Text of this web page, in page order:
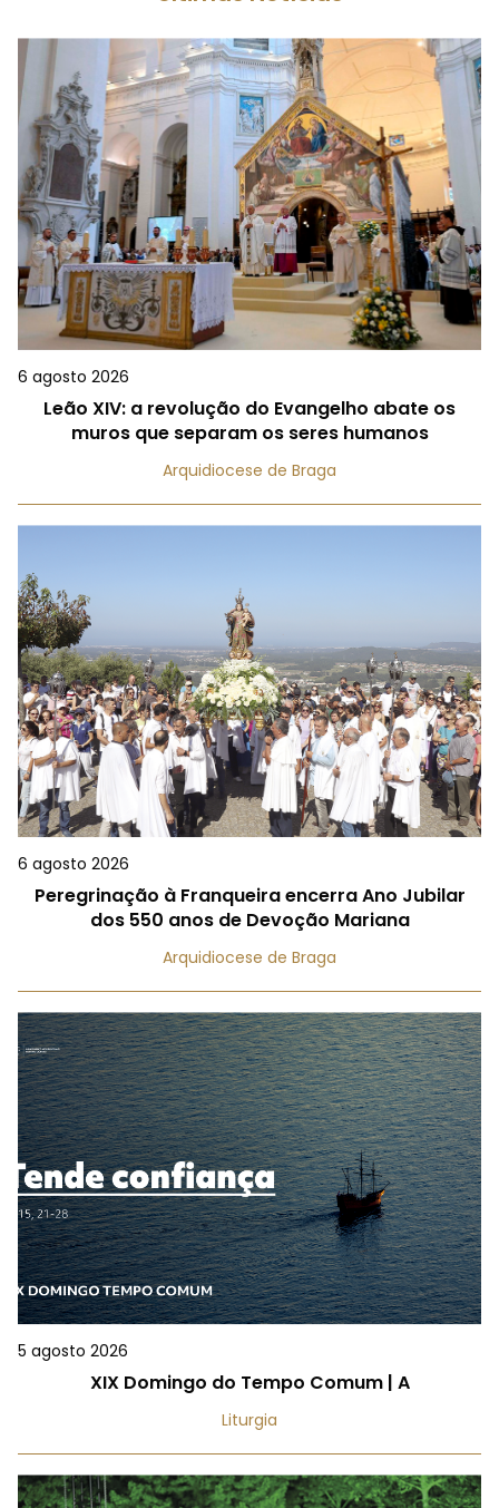
6 agosto 2026
Leão XIV: a revolução do Evangelho abate os
muros que separam os seres humanos
Arquidiocese de Braga
6 agosto 2026
Peregrinação à Franqueira encerra Ano Jubilar
dos 550 anos de Devoção Mariana
Arquidiocese de Braga
5 agosto 2026
XIX Domingo do Tempo Comum | A
Liturgia